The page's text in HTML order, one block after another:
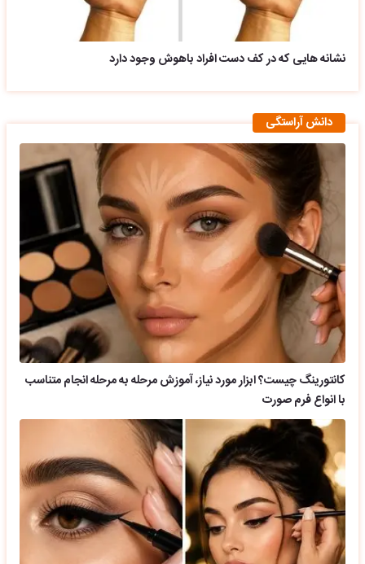
نشانه هایی که در کف دست افراد باهوش وجود دارد
دانش آراستگی
کانتورینگ چیست؟ ابزار مورد نیاز، آموزش مرحله به مرحله انجام متناسب
با انواع فرم صورت